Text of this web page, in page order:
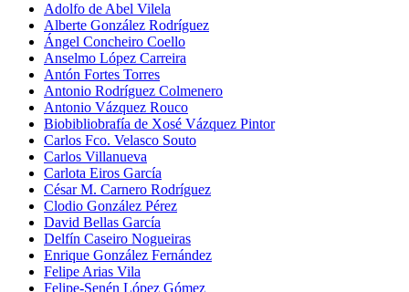
Adolfo de Abel Vilela
Alberte González Rodríguez
Ángel Concheiro Coello
Anselmo López Carreira
Antón Fortes Torres
Antonio Rodríguez Colmenero
Antonio Vázquez Rouco
Biobibliobrafía de Xosé Vázquez Pintor
Carlos Fco. Velasco Souto
Carlos Villanueva
Carlota Eiros García
César M. Carnero Rodríguez
Clodio González Pérez
David Bellas García
Delfín Caseiro Nogueiras
Enrique González Fernández
Felipe Arias Vila
Felipe-Senén López Gómez